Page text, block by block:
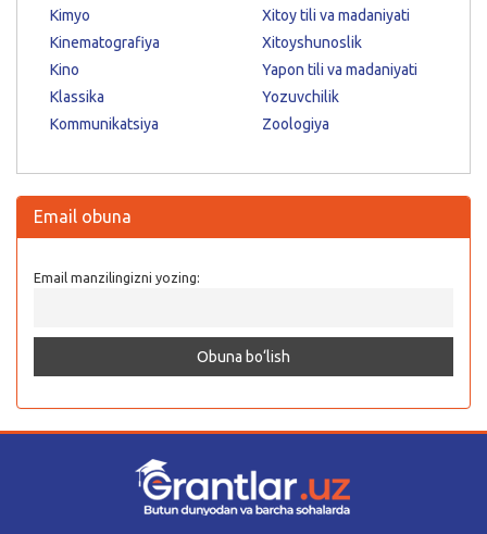
Kimyo
Kinematografiya
Kino
Klassika
Kommunikatsiya
Xitoy tili va madaniyati
Xitoyshunoslik
Yapon tili va madaniyati
Yozuvchilik
Zoologiya
Email obuna
Email manzilingizni yozing: